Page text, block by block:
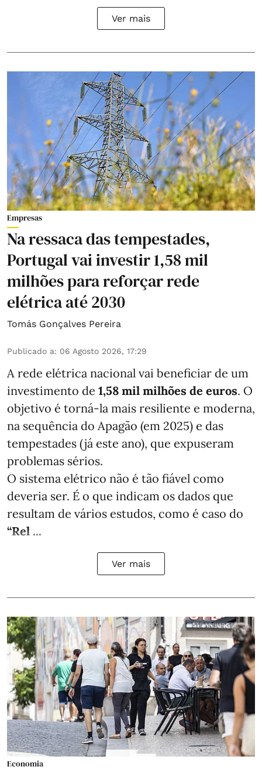
Ver mais
Empresas
Na ressaca das tempestades,
Portugal vai investir 1,58 mil
milhões para reforçar rede
elétrica até 2030
Tomás Gonçalves Pereira
Publicado a: 06 Agosto 2026, 17:29
A rede elétrica nacional vai beneficiar de um
investimento de 1,58 mil milhões de euros. O
objetivo é torná-la mais resiliente e moderna,
na sequência do Apagão (em 2025) e das
tempestades (já este ano), que expuseram
problemas sérios.
O sistema elétrico não é tão fiável como
deveria ser. É o que indicam os dados que
resultam de vários estudos, como é caso do
“Rel ...
Ver mais
Economia